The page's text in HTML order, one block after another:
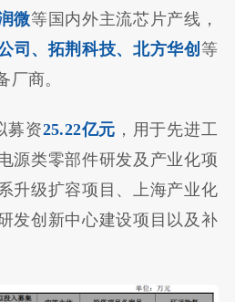
微等国内外主流芯片产线，
司、拓荆科技、北方华创 等
厂商。
募资25.22亿元 ，用于先进工
源类零部件研发及产业化项
升级扩容项目、上海产业化
发创新中心建设项目以及补